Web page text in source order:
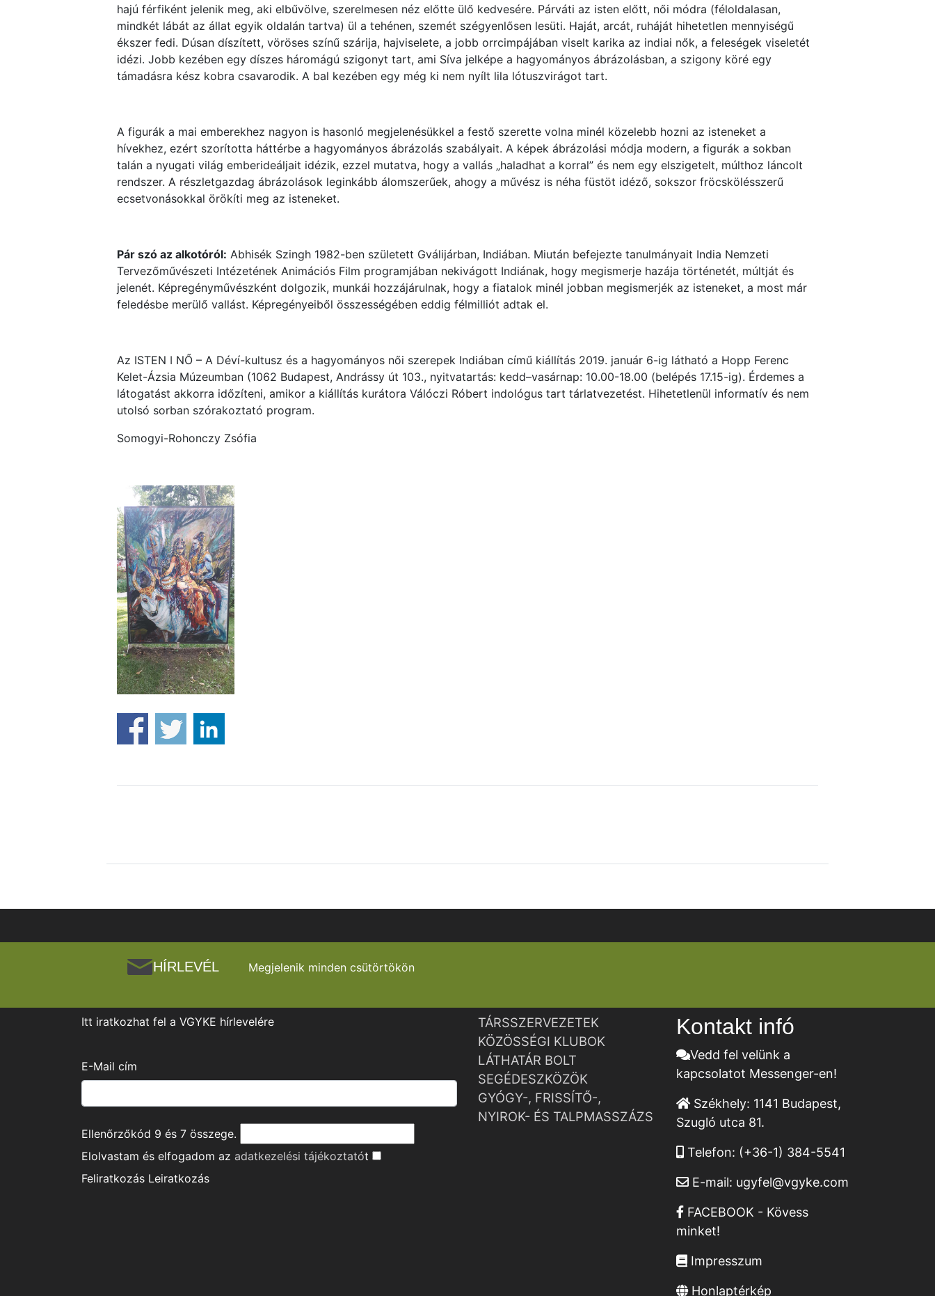
hajú férfiként jelenik meg, aki elbűvölve, szerelmesen néz előtte ülő kedvesére. Párváti az isten előtt, női módra (féloldalasan,
mindkét lábát az állat egyik oldalán tartva) ül a tehénen, szemét szégyenlősen lesüti. Haját, arcát, ruháját hihetetlen mennyiségű
ékszer fedi. Dúsan díszített, vöröses színű szárija, hajviselete, a jobb orrcimpájában viselt karika az indiai nők, a feleségek viseletét
idézi. Jobb kezében egy díszes háromágú szigonyt tart, ami Síva jelképe a hagyományos ábrázolásban, a szigony köré egy
támadásra kész kobra csavarodik. A bal kezében egy még ki nem nyílt lila lótuszvirágot tart.
A figurák a mai emberekhez nagyon is hasonló megjelenésükkel a festő szerette volna minél közelebb hozni az isteneket a
hívekhez, ezért szorította háttérbe a hagyományos ábrázolás szabályait. A képek ábrázolási módja modern, a figurák a sokban
talán a nyugati világ emberideáljait idézik, ezzel mutatva, hogy a vallás „haladhat a korral” és nem egy elszigetelt, múlthoz láncolt
rendszer. A részletgazdag ábrázolások leginkább álomszerűek, ahogy a művész is néha füstöt idéző, sokszor fröcskölésszerű
ecsetvonásokkal örökíti meg az isteneket.
Pár szó az alkotóról: Abhisék Szingh 1982-ben született Gválijárban, Indiában. Miután befejezte tanulmányait India Nemzeti
Tervezőművészeti Intézetének Animációs Film programjában nekivágott Indiának, hogy megismerje hazája történetét, múltját és
jelenét. Képregényművészként dolgozik, munkái hozzájárulnak, hogy a fiatalok minél jobban megismerjék az isteneket, a most már
feledésbe merülő vallást. Képregényeiből összességében eddig félmilliót adtak el.
Az ISTEN ǀ NŐ – A Déví-kultusz és a hagyományos női szerepek Indiában című kiállítás 2019. január 6-ig látható a Hopp Ferenc
Kelet-Ázsia Múzeumban (1062 Budapest, Andrássy út 103., nyitvatartás: kedd–vasárnap: 10.00-18.00 (belépés 17.15-ig). Érdemes a
látogatást akkorra időzíteni, amikor a kiállítás kurátora Válóczi Róbert indológus tart tárlatvezetést. Hihetetlenül informatív és nem
utolsó sorban szórakoztató program.
Somogyi-Rohonczy Zsófia
HÍRLEVÉL Megjelenik minden csütörtökön
Itt iratkozhat fel a VGYKE hírlevelére
E-Mail cím
Ellenőrzőkód 9 és 7 összege.
Elolvastam és elfogadom az adatkezelési tájékoztatót
Feliratkozás Leiratkozás
TÁRSSZERVEZETEK
KÖZÖSSÉGI KLUBOK
LÁTHATÁR BOLT
SEGÉDESZKÖZÖK
GYÓGY-, FRISSÍTŐ-,
NYIROK- ÉS TALPMASSZÁZS
Kontakt infó
Vedd fel velünk a
kapcsolatot Messenger-en!
Székhely: 1141 Budapest,
Szugló utca 81.
Telefon: (+36-1) 384-5541
E-mail: ugyfel@vgyke.com
FACEBOOK - Kövess
minket!
Impresszum
Honlaptérkép